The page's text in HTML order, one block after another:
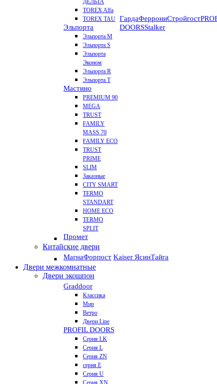
ДЕЛЬТА
TOREX Alfa
TOREX TAU
Эльпорта
Эльпорта M
Эльпорта S
Эльпорта
Эконом
Эльпорта R
Эльпорта Т
Мастино
PREMIUM 90
MEGA
TRUST
FAMILY
MASS 70
FAMILY ECO
TRUST
PRIME
SLIM
Заказные
CITY SMART
TERMO
STANDART
HOME ECO
ТЕRМО
SPLIT
Промет
ГардаФеррониСтройгост
DOORSStalker
Китайские двери
МагнаФорпост Kaiser ЯсинТайга
Двери межкомнатные
Двери экошпон
Graddoor
Классика
Мир
Ветро
Двери Line
PROFIL DOORS
Серия LK
Серия L
Серия ZN
серия E
Серия U
Серия XN